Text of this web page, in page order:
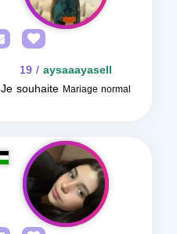
aysaaayasell
/ 19
Je souhaite Mariage normal